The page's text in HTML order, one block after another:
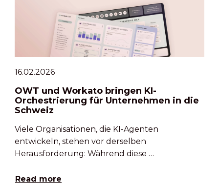
16.02.2026
OWT und Workato bringen KI-
Orchestrierung für Unternehmen in die
Schweiz
Viele Organisationen, die KI-Agenten
entwickeln, stehen vor derselben
Herausforderung: Während diese …
Read more